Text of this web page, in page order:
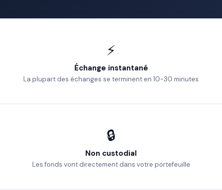
⚡
Échange instantané
La plupart des échanges se terminent en 10-30 minutes
🔒
Non custodial
Les fonds vont directement dans votre portefeuille